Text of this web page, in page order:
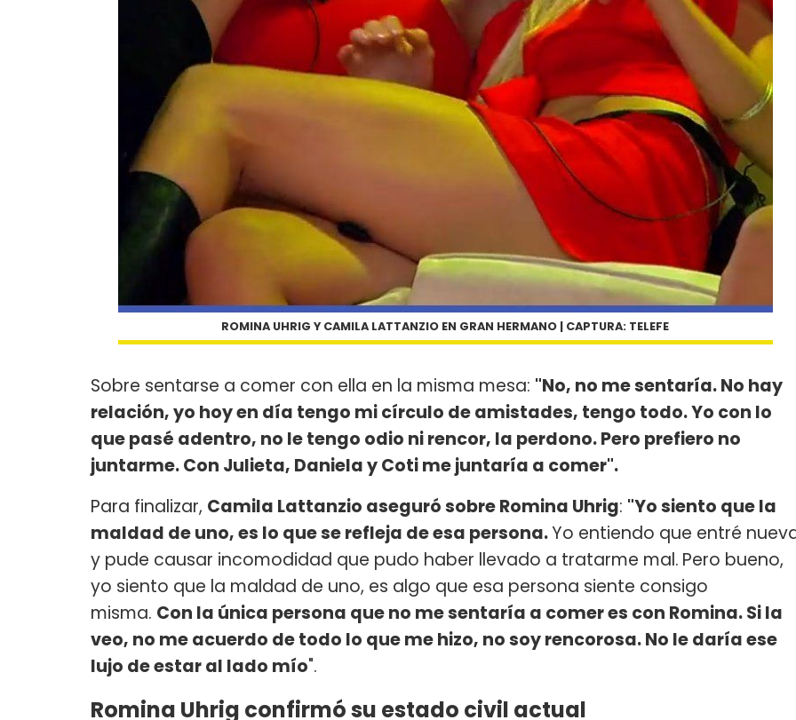
ROMINA UHRIG Y CAMILA LATTANZIO EN GRAN HERMANO | CAPTURA: TELEFE
Sobre sentarse a comer con ella en la misma mesa: "No, no me sentaría. No hay
relación, yo hoy en día tengo mi círculo de amistades, tengo todo. Yo con lo
que pasé adentro, no le tengo odio ni rencor, la perdono. Pero prefiero no
juntarme. Con Julieta, Daniela y Coti me juntaría a comer".
Para finalizar, Camila Lattanzio aseguró sobre Romina Uhrig: "Yo siento que la
maldad de uno, es lo que se refleja de esa persona.Yo entiendo que entré
y pude causar incomodidad que pudo haber llevado a tratarme mal. Pero bueno,
yo siento que la maldad de uno, es algo que esa persona siente consigo
misma. Con la única persona que no me sentaría a comer es con Romina. Si la
veo, no me acuerdo de todo lo que me hizo, no soy rencorosa. No le daría ese
lujo de estar al lado mío".
Romina Uhrig confirmó su estado civil actual